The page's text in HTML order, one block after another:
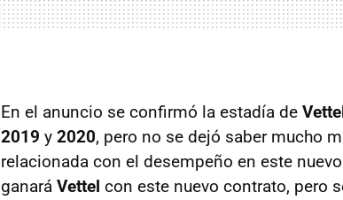
En el anuncio se confirmó la estadía de
2019 y 2020, pero no se dejó saber mucho
relacionada con el desempeño en este
ganará Vettel con este nuevo contrato, pero